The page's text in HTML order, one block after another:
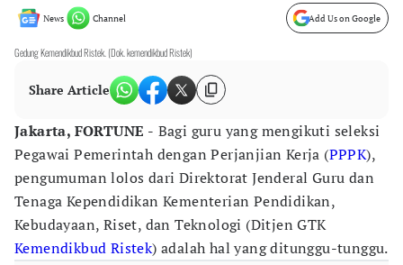
News Channel Add Us on Google
Gedung Kemendikbud Ristek. (Dok. kemendikbud Ristek)
Share Article
Jakarta, FORTUNE - Bagi guru yang mengikuti seleksi
Pegawai Pemerintah dengan Perjanjian Kerja (PPPK),
pengumuman lolos dari Direktorat Jenderal Guru dan
Tenaga Kependidikan Kementerian Pendidikan,
Kebudayaan, Riset, dan Teknologi (Ditjen GTK
Kemendikbud Ristek) adalah hal yang ditunggu-tunggu.